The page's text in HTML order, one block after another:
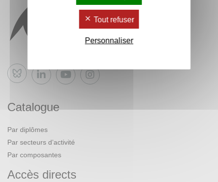
Bluesky
Catalogue
Par diplômes
Par secteurs d’activité
Par composantes
Accès directs
Tout refuser
Personnaliser